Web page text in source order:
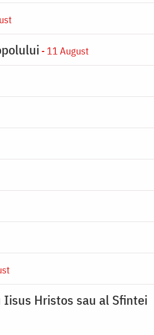
- 11 August
Hristos sau al Sfintei